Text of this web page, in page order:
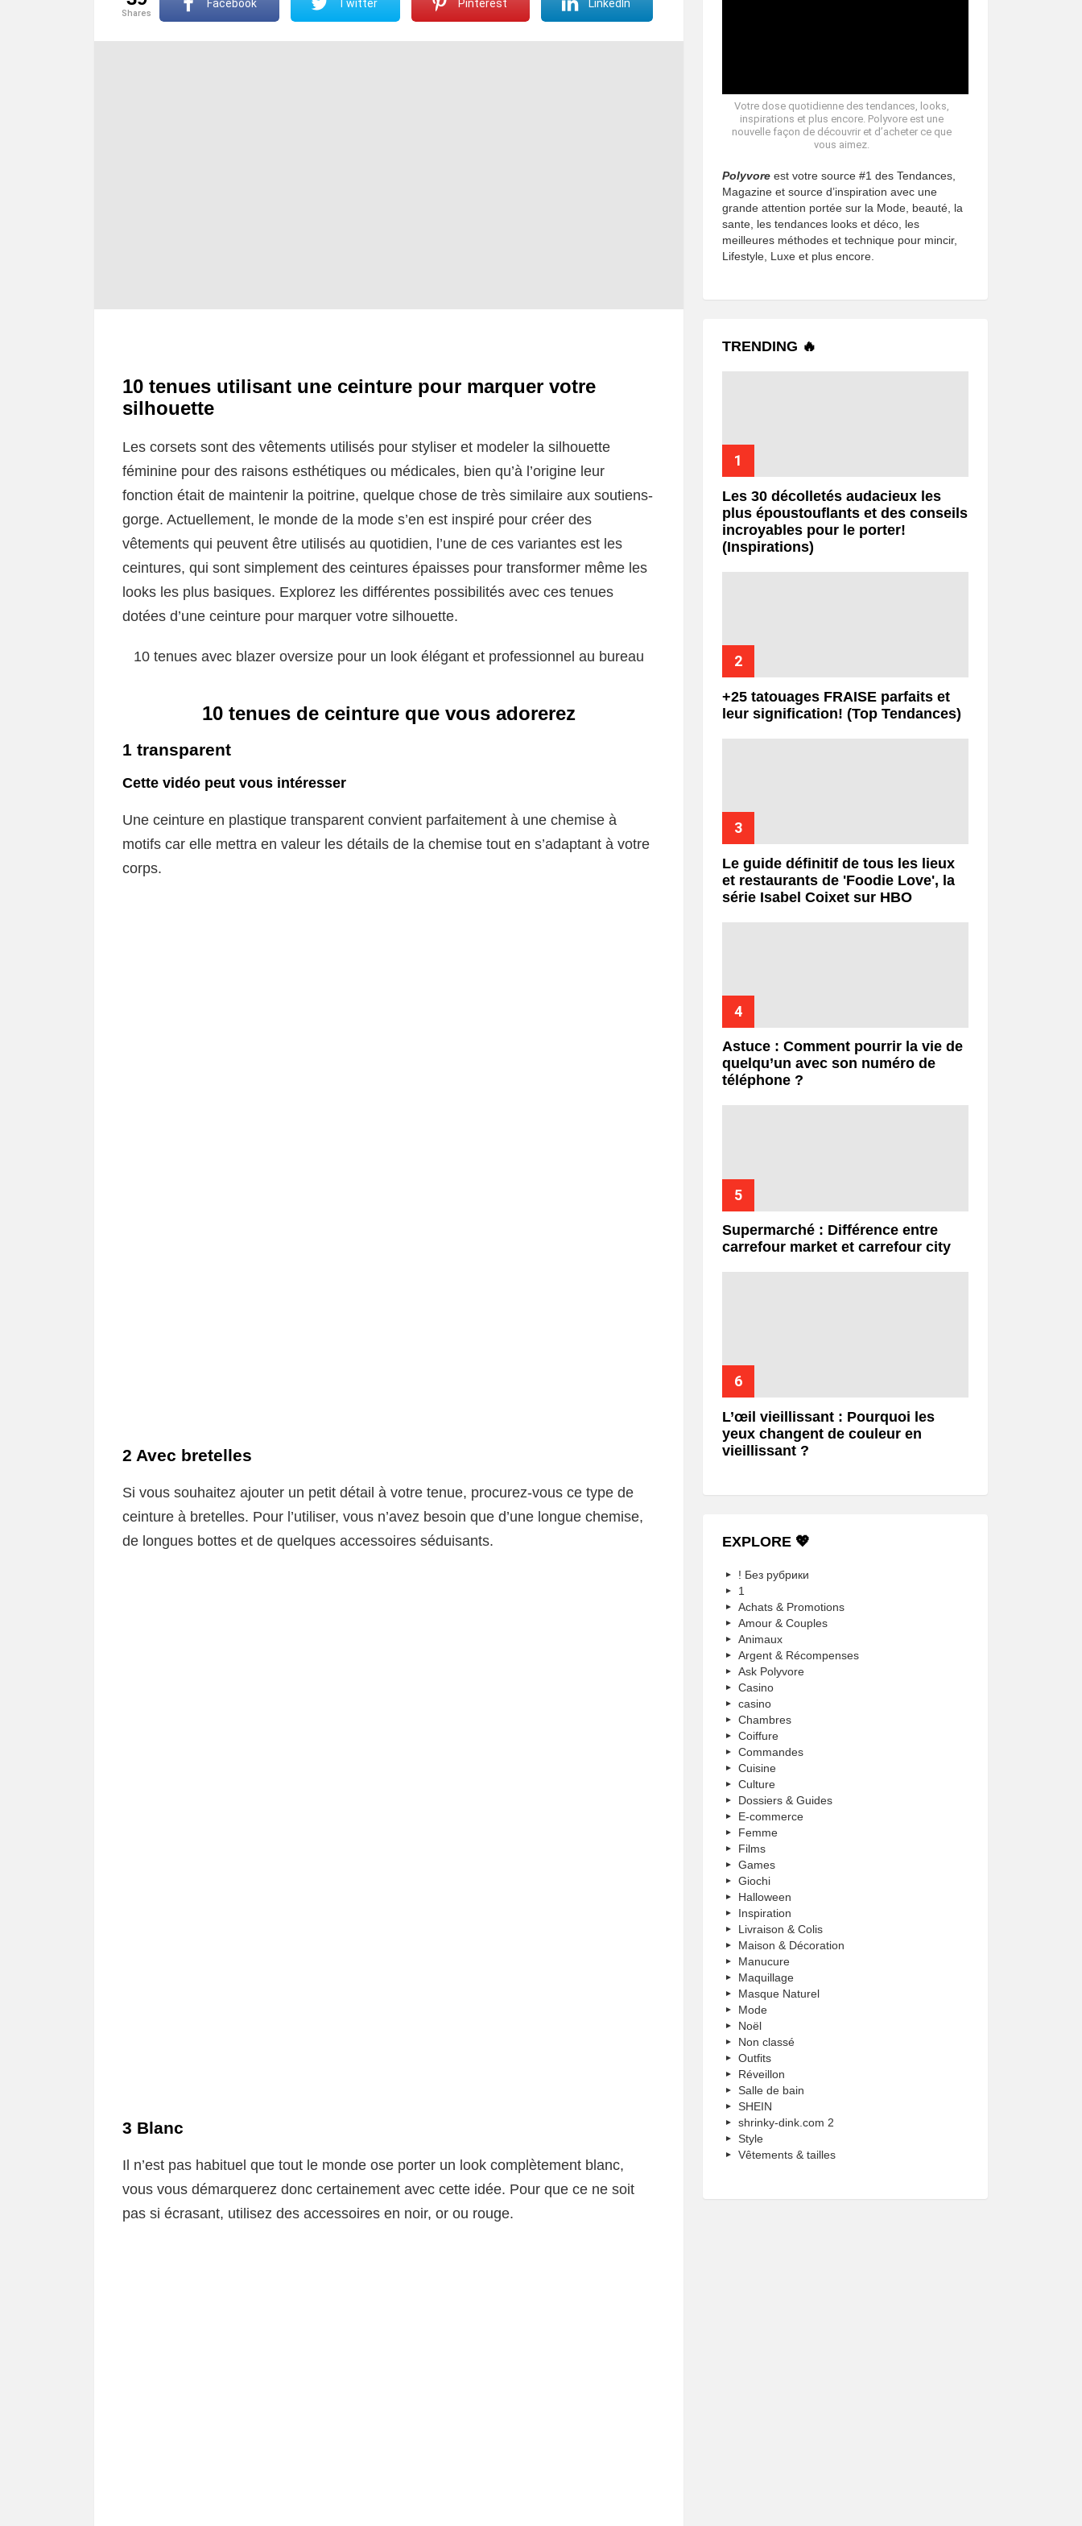
shares
Facebook Twitter Pinterest LinkedIn
10 tenues utilisant une ceinture pour marquer votre
silhouette
Les corsets sont des vêtements utilisés pour styliser et modeler la silhouette
féminine pour des raisons esthétiques ou médicales, bien qu’à l’origine leur
fonction était de maintenir la poitrine, quelque chose de très similaire aux soutiens-
gorge. Actuellement, le monde de la mode s’en est inspiré pour créer des
vêtements qui peuvent être utilisés au quotidien, l’une de ces variantes est les
ceintures, qui sont simplement des ceintures épaisses pour transformer même les
looks les plus basiques. Explorez les différentes possibilités avec ces tenues
dotées d’une ceinture pour marquer votre silhouette.
10 tenues avec blazer oversize pour un look élégant et professionnel au bureau
10 tenues de ceinture que vous adorerez
1 transparent
Cette vidéo peut vous intéresser
Une ceinture en plastique transparent convient parfaitement à une chemise à
motifs car elle mettra en valeur les détails de la chemise tout en s’adaptant à votre
corps.
2 Avec bretelles
Si vous souhaitez ajouter un petit détail à votre tenue, procurez-vous ce type de
ceinture à bretelles. Pour l’utiliser, vous n’avez besoin que d’une longue chemise,
de longues bottes et de quelques accessoires séduisants.
3 Blanc
Il n’est pas habituel que tout le monde ose porter un look complètement blanc,
vous vous démarquerez donc certainement avec cette idée. Pour que ce ne soit
pas si écrasant, utilisez des accessoires en noir, or ou rouge.
Votre dose quotidienne des tendances, looks,
inspirations et plus encore. Polyvore est une
nouvelle façon de découvrir et d’acheter ce que
vous aimez.
Polyvore est votre source #1 des Tendances,
Magazine et source d’inspiration avec une
grande attention portée sur la Mode, beauté, la
sante, les tendances looks et déco, les
meilleures méthodes et technique pour mincir,
Lifestyle, Luxe et plus encore.
TRENDING 🔥
Les 30 décolletés audacieux les
plus époustouflants et des conseils
incroyables pour le porter!
(Inspirations)
+25 tatouages ​​FRAISE parfaits et
leur signification! (Top Tendances)
Le guide définitif de tous les lieux
et restaurants de 'Foodie Love', la
série Isabel Coixet sur HBO
Astuce : Comment pourrir la vie de
quelqu’un avec son numéro de
téléphone ?
Supermarché : Différence entre
carrefour market et carrefour city
L’œil vieillissant : Pourquoi les
yeux changent de couleur en
vieillissant ?
EXPLORE 💖
! Без рубрики
1
Achats & Promotions
Amour & Couples
Animaux
Argent & Récompenses
Ask Polyvore
Casino
casino
Chambres
Coiffure
Commandes
Cuisine
Culture
Dossiers & Guides
E-commerce
Femme
Films
Games
Giochi
Halloween
Inspiration
Livraison & Colis
Maison & Décoration
Manucure
Maquillage
Masque Naturel
Mode
Noël
Non classé
Outfits
Réveillon
Salle de bain
SHEIN
shrinky-dink.com 2
Style
Vêtements & tailles